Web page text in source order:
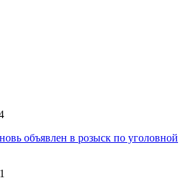
объявлен в розыск по уголовной